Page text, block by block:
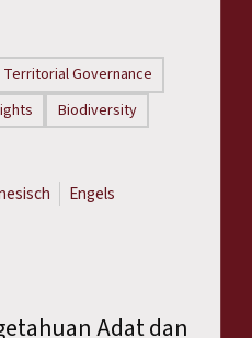
Territorial Governance
Biodiversity
Engels
Adat dan